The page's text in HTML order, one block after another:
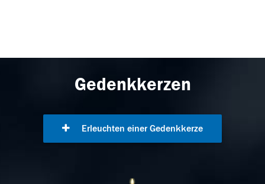
Gedenkkerzen
Erleuchten einer Gedenkkerze